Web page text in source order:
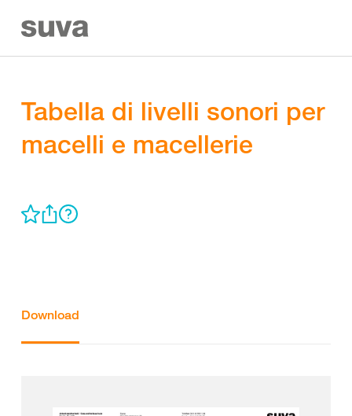
Tabella di livelli sonori per
macelli e macellerie
Download